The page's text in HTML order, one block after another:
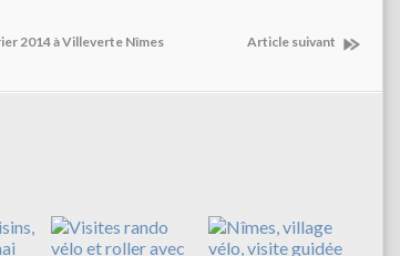
2014 à Villeverte Nîmes Article suivant